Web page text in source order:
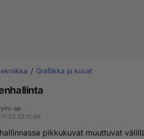
Grafiikka ja kuvat
ap
02 23:15:46
pikkukuvat muuttuvat